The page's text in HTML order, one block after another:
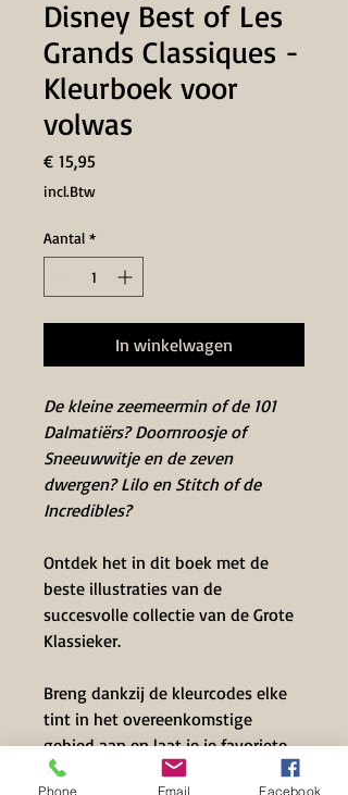
Disney Best of Les
Grands Classiques -
Kleurboek voor
volwas
€ 15,95
incl.Btw
Aantal *
In winkelwagen
De kleine zeemeermin of de 101
Dalmatiërs? Doornroosje of
Sneeuwwitje en de zeven
dwergen? Lilo en Stitch of de
Incredibles?
Ontdek het in dit boek met de
beste illustraties van de
succesvolle collectie van de Grote
Klassieker.
Breng dankzij de kleurcodes elke
tint in het overeenkomstige
gebied aan en laat je je favoriete
scenes van Disney-animatiefilms
Phone Email Facebook